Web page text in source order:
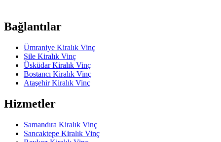
Bağlantılar
Ümraniye Kiralık Vinç
Şile Kiralık Vinç
Üsküdar Kiralık Vinç
Bostancı Kiralık Vinç
Ataşehir Kiralık Vinç
Hizmetler
Samandıra Kiralık Vinç
Sancaktepe Kiralık Vinç